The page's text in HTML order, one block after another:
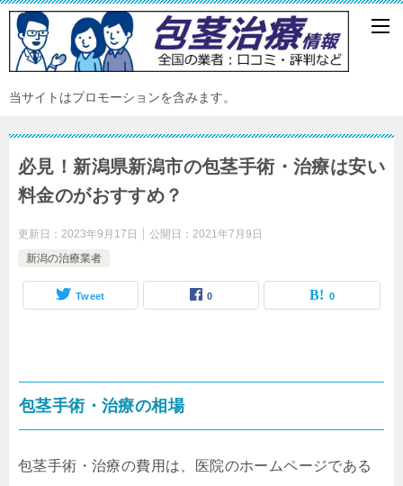
当サイトはプロモーションを含みます。
必見！新潟県新潟市の包茎手術・治療は安い
料金のがおすすめ？
更新日： 2023年9月17日 公開日： 2021年7月9日
新潟の治療業者
Tweet 0 0
包茎手術・治療の相場
包茎手術・治療の費用は、医院のホームページである